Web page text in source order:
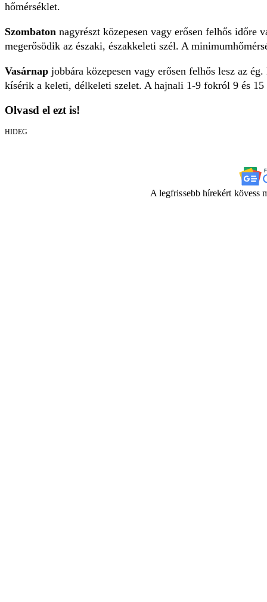
hőmérséklet.
Szombaton nagyrészt közepesen vagy erősen felhős
megerősödik az északi, északkeleti szél. A
Vasárnap jobbára közepesen vagy erősen felhős lesz az
kísérik a keleti, délkeleti szelet. A hajnali 1-9 fokról 9 és
Olvasd el ezt is!
HIDEG
A legfrissebb hírekért kövess